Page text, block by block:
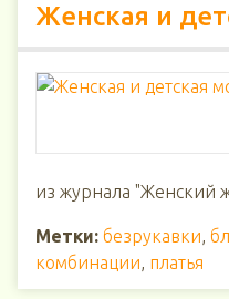
Женская и
из журнала "Женский
Метки: безрукавки,
комбинации, платья